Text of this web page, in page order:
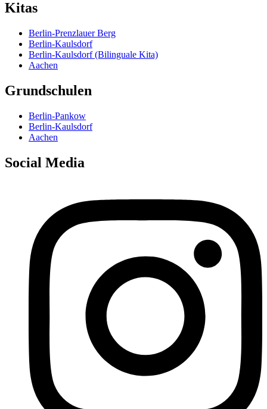
Kitas
Berlin-Prenzlauer Berg
Berlin-Kaulsdorf
Berlin-Kaulsdorf (Bilinguale Kita)
Aachen
Grundschulen
Berlin-Pankow
Berlin-Kaulsdorf
Aachen
Social Media